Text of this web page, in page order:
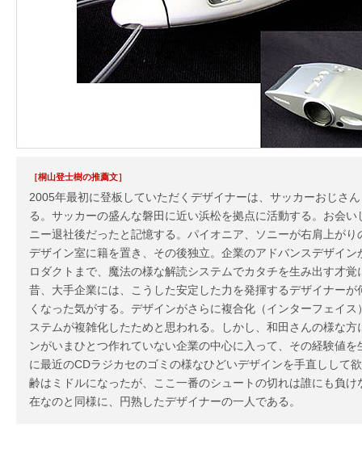
［桐山登士樹の推薦文］
2005年最初に登板していただくデザイナーは、サッカーおじさ
る。サッカーの盛んな磐田に近い浜松を拠点に活動する。お会
ニー退社後だったと記憶する。パイオニア、ソニーが右肩上が
デザイン室に籍を置き、その後独立。企業のアドバンスデザイ
ロダクトまで、魔法の様な解読システムでカタチを生み出す才覚
昔、大手企業には、こうした安定した力を発揮するデザイナー
くなった気がする。デザインがさらに複合化（インターフェイ
ステムが複雑化したためと思われる。しかし、和田さんの様な
ンがいまひとつ作れていない企業の中心に入って、その経験値
に最近のCDラジカセのゴミの様なひどいデザインを手直しして
齢はミドルになったが、ここ一番のシュートの切れは誰にも負
在なのと同様に、円熟したデザイナーの一人である。